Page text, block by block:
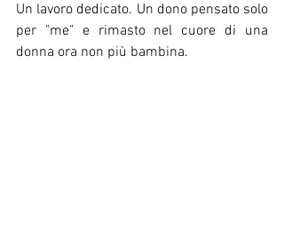
Un lavoro dedicato. Un dono pensato solo
per "me" e rimasto nel cuore di una
donna ora non più bambina.